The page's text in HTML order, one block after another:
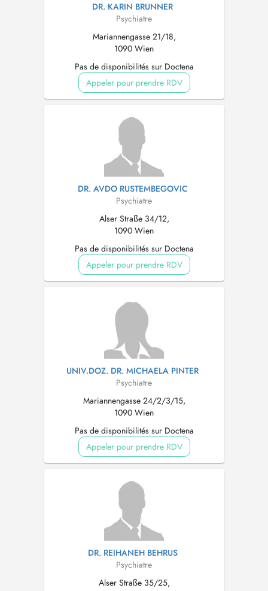
DR. KARIN BRUNNER
Psychiatre
Mariannengasse 21/18,
1090 Wien
Pas de disponibilités sur Doctena
Appeler pour prendre RDV
DR. AVDO RUSTEMBEGOVIC
Psychiatre
Alser Straße 34/12,
1090 Wien
Pas de disponibilités sur Doctena
Appeler pour prendre RDV
UNIV.DOZ. DR. MICHAELA PINTER
Psychiatre
Mariannengasse 24/2/3/15,
1090 Wien
Pas de disponibilités sur Doctena
Appeler pour prendre RDV
DR. REIHANEH BEHRUS
Psychiatre
Alser Straße 35/25,